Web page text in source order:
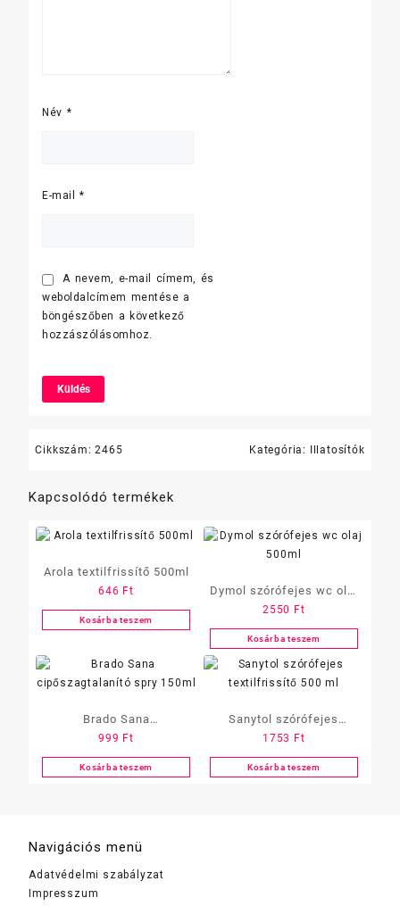
Név *
E-mail*
A nevem, e-mail címem, és
weboldalcímem mentése a
böngészőben a következő
hozzászólásomhoz.
Cikkszám:2465 Kategória: Illatosítók
Kapcsolódó termékek
Arola textilfrissítő 500ml
646 Ft
Kosárba teszem
Dymol szórófejes wc olaj
500ml
2550 Ft
Kosárba teszem
Brado Sana
cipőszagtalanító spry
150ml
999 Ft
Kosárba teszem
Sanytol szórófejes
textilfrissítő 500 ml
1753 Ft
Kosárba teszem
Navigációs menü
Adatvédelmi szabályzat
Impresszum